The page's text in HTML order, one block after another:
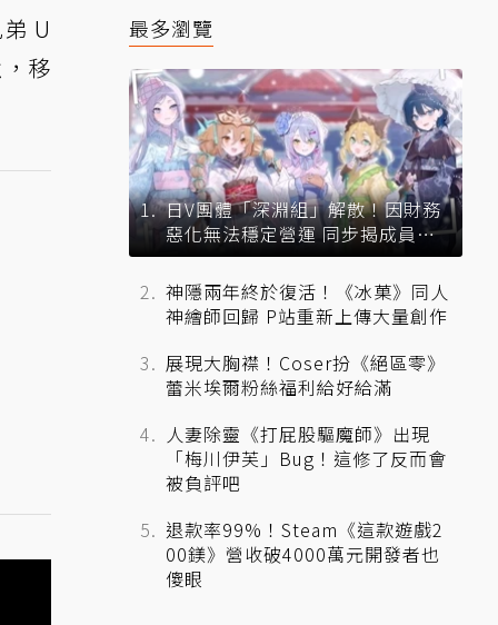
U
移
最多瀏覽
日V團體「深淵組」解散！因財務
惡化無法穩定營運 同步揭成員未
來去向
神隱兩年終於復活！《冰菓》同人
神繪師回歸 P站重新上傳大量創作
展現大胸襟！Coser扮《絕區零》
蕾米埃爾粉絲福利給好給滿
人妻除靈《打屁股驅魔師》出現
「梅川伊芙」Bug！這修了反而會
被負評吧
退款率99%！Steam《這款遊戲2
00鎂》營收破4000萬元開發者也
傻眼